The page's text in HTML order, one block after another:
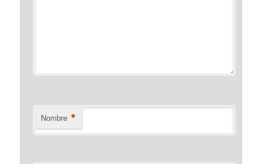
Nombre *